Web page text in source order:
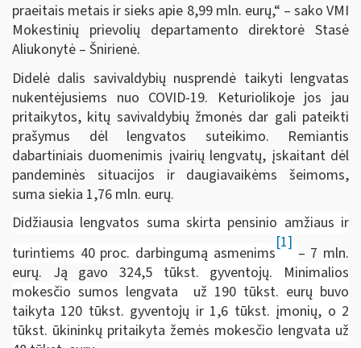
praeitais metais ir sieks apie 8,99 mln. eurų,“ – sako VMI
Mokestinių prievolių departamento direktorė Stasė
Aliukonytė – Šnirienė.
Didelė dalis savivaldybių nusprendė taikyti lengvatas
nukentėjusiems nuo COVID-19. Keturiolikoje jos jau
pritaikytos, kitų savivaldybių žmonės dar gali pateikti
prašymus dėl lengvatos suteikimo. Remiantis
dabartiniais duomenimis įvairių lengvatų, įskaitant dėl
pandeminės situacijos ir daugiavaikėms šeimoms,
suma siekia 1,76 mln. eurų.
Didžiausia lengvatos suma skirta pensinio amžiaus ir
turintiems 40 proc. darbingumą asmenims
[1]
– 7 mln.
eurų. Ją gavo 324,5 tūkst. gyventojų. Minimalios
mokesčio sumos lengvata už 190 tūkst. eurų buvo
taikyta 120 tūkst. gyventojų ir 1,6 tūkst. įmonių, o 2
tūkst. ūkininkų pritaikyta žemės mokesčio lengvata už